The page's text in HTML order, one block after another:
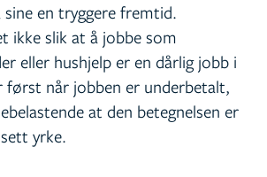
en tryggere fremtid.
ikke slik at å jobbe som
eller hushjelp er en dårlig jobb i
først når jobben er underbetalt,
at den betegnelsen er
yrke.